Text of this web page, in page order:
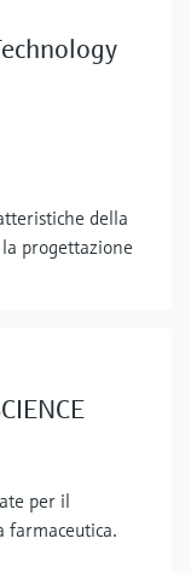
della
progettazione
per il
farmaceutica.